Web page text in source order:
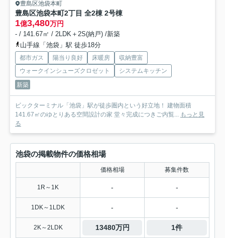
豊島区池袋本町
豊島区池袋本町2丁目 全2棟 2号棟
1億3,480万円
- / 141.67㎡ / 2LDK＋2S(納戸) /新築
山手線「池袋」駅 徒歩18分
都市ガス 陽当り良好 床暖房
収納豊富
ウォークインシューズクロゼット
システムキッチン
新築
ビックターミナル「池袋」駅が徒歩圏内という好立地！ 建物面積
141.67㎡のゆとりある空間設計の家 堂々完成につきご内覧... もっと見
る
池袋の掲載物件の価格相場
価格相場 募集件数
1R～1K - -
1DK～1LDK - -
2K～2LDK 13480万円 1件